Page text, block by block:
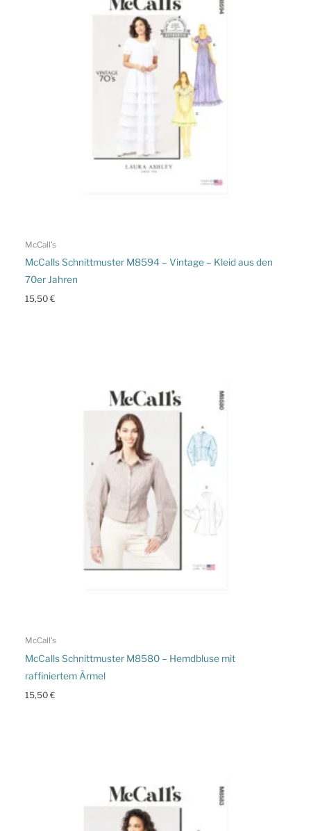
McCall's
McCalls Schnittmuster M8594 – Vintage – Kleid aus den
70er Jahren
15,50€
McCall's
McCalls Schnittmuster M8580 – Hemdbluse mit
raffiniertem Ärmel
15,50€